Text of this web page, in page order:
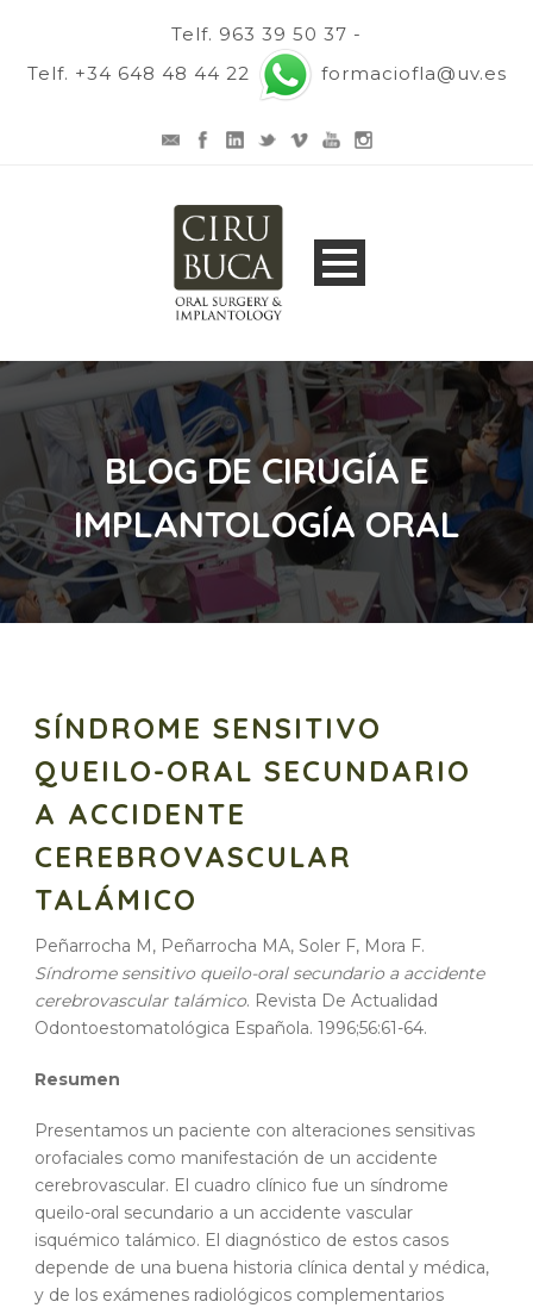
Telf. 963 39 50 37 -
Telf. +34 648 48 44 22
formaciofla@uv.es
BLOG DE CIRUGÍA E
IMPLANTOLOGÍA ORAL
SÍNDROME SENSITIVO
QUEILO-ORAL SECUNDARIO
A ACCIDENTE
CEREBROVASCULAR
TALÁMICO
Peñarrocha M, Peñarrocha MA, Soler F, Mora F.
Síndrome sensitivo queilo-oral secundario a accidente
cerebrovascular talámico. Revista De Actualidad
Odontoestomatológica Española. 1996;56:61-64.
Resumen
Presentamos un paciente con alteraciones sensitivas
orofaciales como manifestación de un accidente
cerebrovascular. El cuadro clínico fue un síndrome
queilo-oral secundario a un accidente vascular
isquémico talámico. El diagnóstico de estos casos
depende de una buena historia clínica dental y médica,
y de los exámenes radiológicos complementarios